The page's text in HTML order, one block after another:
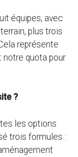
équipes, avec
plus trois
représente
notre quota pour
?
les options
trois formules :